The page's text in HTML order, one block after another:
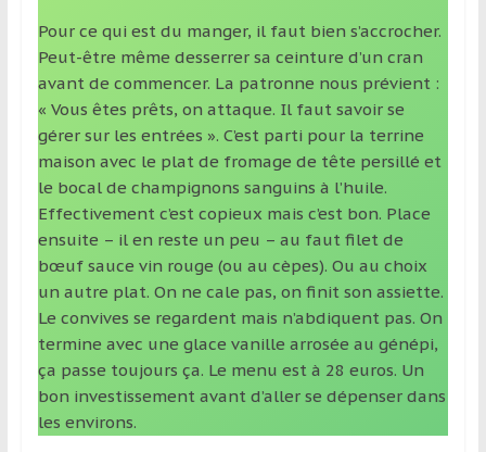
Pour ce qui est du manger, il faut bien s’accrocher.
Peut-être même desserrer sa ceinture d’un cran
avant de commencer. La patronne nous prévient :
« Vous êtes prêts, on attaque. Il faut savoir se
gérer sur les entrées ». C’est parti pour la terrine
maison avec le plat de fromage de tête persillé et
le bocal de champignons sanguins à l’huile.
Effectivement c’est copieux mais c’est bon. Place
ensuite – il en reste un peu – au faut filet de
bœuf sauce vin rouge (ou au cèpes). Ou au choix
un autre plat. On ne cale pas, on finit son assiette.
Le convives se regardent mais n’abdiquent pas. On
termine avec une glace vanille arrosée au génépi,
ça passe toujours ça. Le menu est à 28 euros. Un
bon investissement avant d’aller se dépenser dans
les environs.